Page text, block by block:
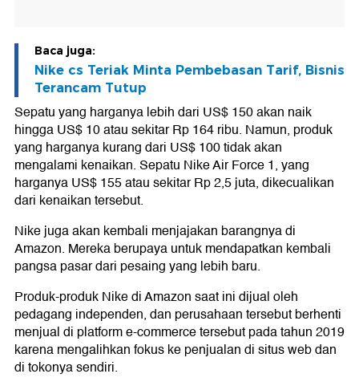
Baca juga:
Nike cs Teriak Minta Pembebasan Tarif, Bisnis
Terancam Tutup
Sepatu yang harganya lebih dari US$ 150 akan naik
hingga US$ 10 atau sekitar Rp 164 ribu. Namun, produk
yang harganya kurang dari US$ 100 tidak akan
mengalami kenaikan. Sepatu Nike Air Force 1, yang
harganya US$ 155 atau sekitar Rp 2,5 juta, dikecualikan
dari kenaikan tersebut.
Nike juga akan kembali menjajakan barangnya di
Amazon. Mereka berupaya untuk mendapatkan kembali
pangsa pasar dari pesaing yang lebih baru.
Produk-produk Nike di Amazon saat ini dijual oleh
pedagang independen, dan perusahaan tersebut berhenti
menjual di platform e-commerce tersebut pada tahun 2019
karena mengalihkan fokus ke penjualan di situs web dan
di tokonya sendiri.